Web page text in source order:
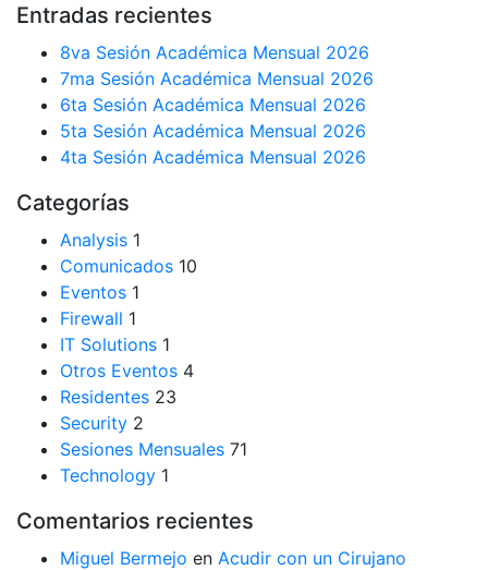
Entradas recientes
8va Sesión Académica Mensual 2026
7ma Sesión Académica Mensual 2026
6ta Sesión Académica Mensual 2026
5ta Sesión Académica Mensual 2026
4ta Sesión Académica Mensual 2026
Categorías
Analysis 1
Comunicados 10
Eventos 1
Firewall 1
IT Solutions 1
Otros Eventos 4
Residentes 23
Security 2
Sesiones Mensuales 71
Technology 1
Comentarios recientes
Miguel Bermejo en Acudir con un Cirujano